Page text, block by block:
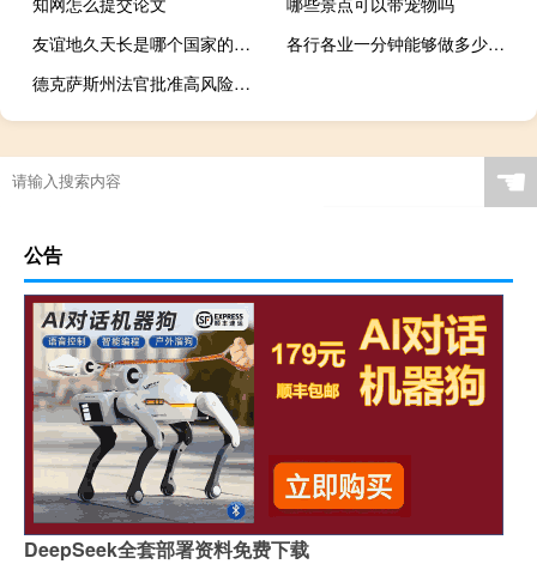
友谊地久天长是哪个国家的民歌 友谊地久天长钢琴曲
各行各业一分钟能够做多少事 一分钟能做什么事
德克萨斯州法官批准高风险孕妇进行堕胎
☚
公告
DeepSeek全套部署资料免费下载